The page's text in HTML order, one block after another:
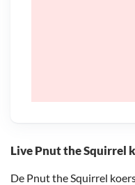
Live Pnut the Squirrel
De Pnut the Squirrel